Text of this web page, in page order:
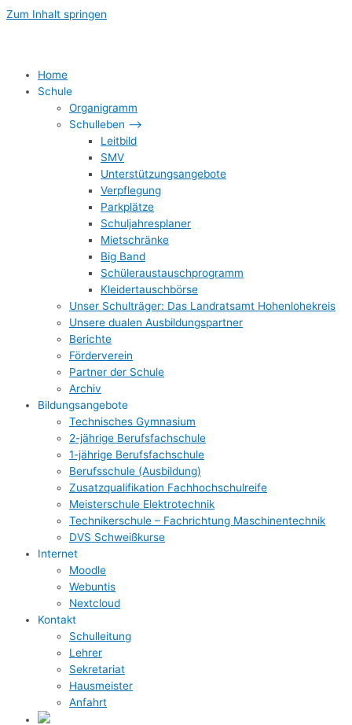
Zum Inhalt springen
Home
Schule
Organigramm
Schulleben –>
Leitbild
SMV
Unterstützungsangebote
Verpflegung
Parkplätze
Schuljahresplaner
Mietschränke
Big Band
Schüleraustauschprogramm
Kleidertauschbörse
Unser Schulträger: Das Landratsamt Hohenlohekreis
Unsere dualen Ausbildungspartner
Berichte
Förderverein
Partner der Schule
Archiv
Bildungsangebote
Technisches Gymnasium
2-jährige Berufsfachschule
1-jährige Berufsfachschule
Berufsschule (Ausbildung)
Zusatzqualifikation Fachhochschulreife
Meisterschule Elektrotechnik
Technikerschule – Fachrichtung Maschinentechnik
DVS Schweißkurse
Internet
Moodle
Webuntis
Nextcloud
Kontakt
Schulleitung
Lehrer
Sekretariat
Hausmeister
Anfahrt